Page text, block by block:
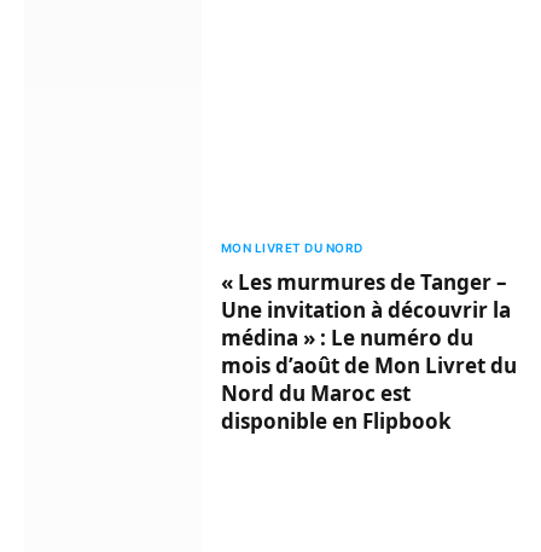
MON LIVRET DU NORD
« Les murmures de Tanger –
Une invitation à découvrir la
médina » : Le numéro du
mois d’août de Mon Livret du
Nord du Maroc est
disponible en Flipbook